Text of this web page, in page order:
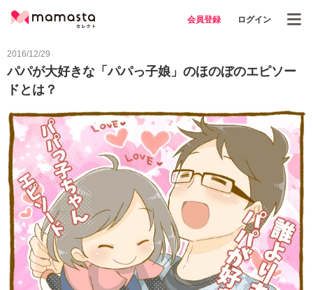
会員登録 ログイン
2016/12/29
パパが大好きな「パパっ子娘」のほのぼのエピソー
ドとは？